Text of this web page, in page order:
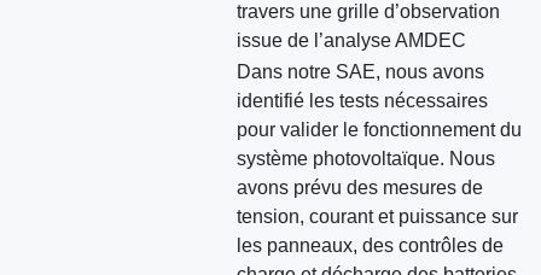
travers une grille d’observation
issue de l’analyse AMDEC
Dans notre SAE, nous avons
identifié les tests nécessaires
pour valider le fonctionnement du
système photovoltaïque. Nous
avons prévu des mesures de
tension, courant et puissance sur
les panneaux, des contrôles de